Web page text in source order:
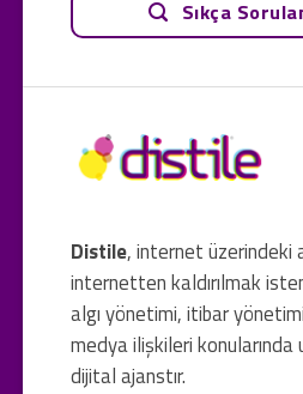
Distile, internet üzerindeki
internetten kaldırılmak
algı yönetimi, itibar
medya ilişkileri konularında
dijital ajanstır.
Sıkça